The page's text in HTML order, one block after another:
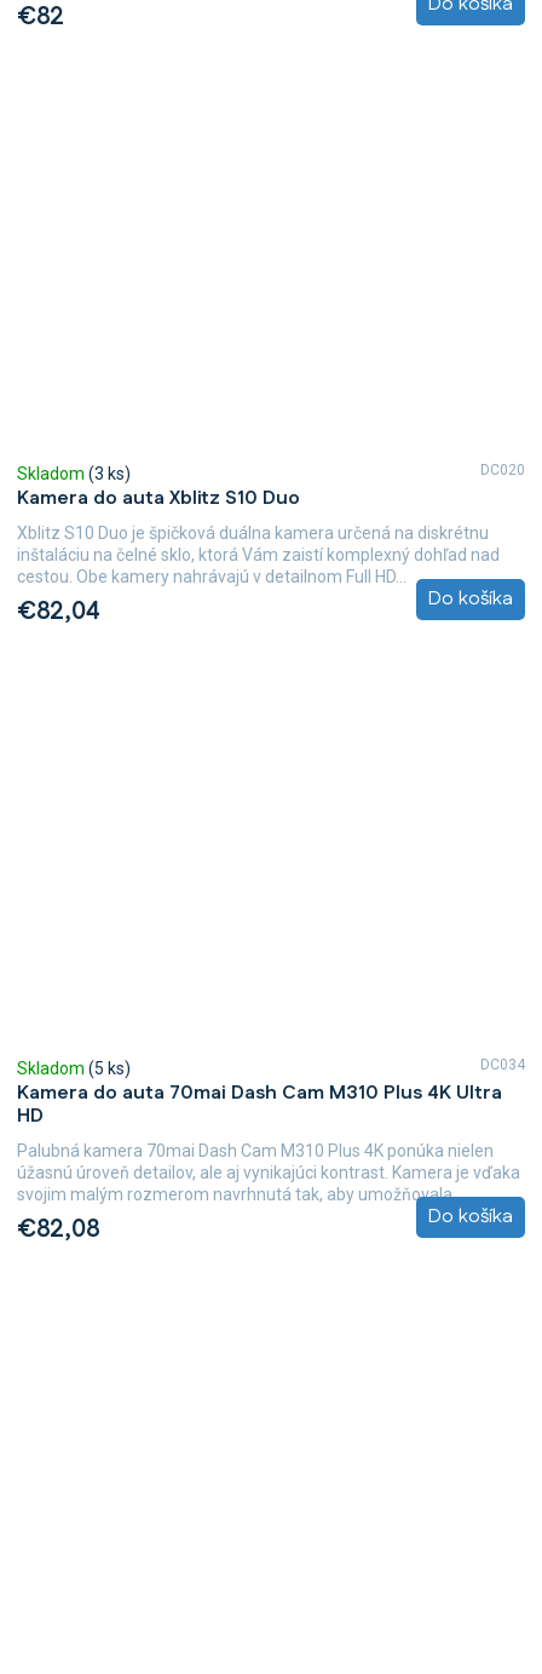
€82
Kamera do auta Xblitz S10 Duo
Skladom (3 ks)
€82,04 Do košíka
Xblitz S10 Duo je špičková duálna kamera určená na diskrétnu
inštaláciu na čelné sklo, ktorá Vám zaistí komplexný dohľad nad
cestou. Obe kamery nahrávajú v detailnom Full HD...
DC020
Kamera do auta 70mai Dash Cam M310 Plus 4K Ultra
HD
Skladom (5 ks)
€82,08 Do košíka
Palubná kamera 70mai Dash Cam M310 Plus 4K ponúka nielen
úžasnú úroveň detailov, ale aj vynikajúci kontrast. Kamera je vďaka
svojim malým rozmerom navrhnutá tak, aby umožňovala...
DC034